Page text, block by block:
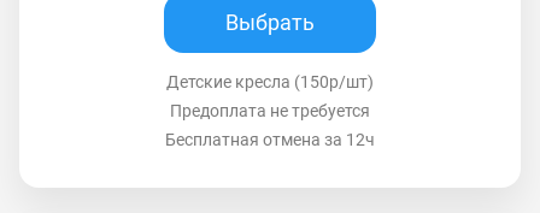
Выбрать
Детские кресла (150р/шт)
Предоплата не требуется
Бесплатная отмена за 12ч